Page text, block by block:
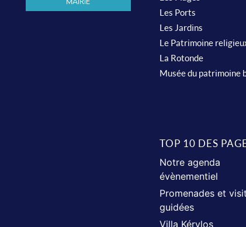
Les Ports
Les Jardins
Le Patrimoine
La Rotonde
Musée du patrimoine
TOP 10 DES
Notre agenda
évènementiel
Promenades et
guidées
Villa Kérylos